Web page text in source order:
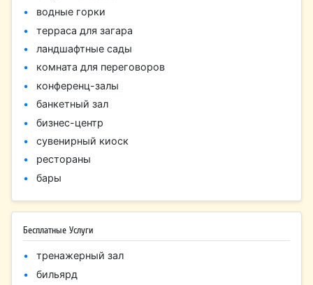
водные горки
терраса для загара
ландшафтные сады
комната для переговоров
конференц-залы
банкетный зал
бизнес-центр
сувенирный киоск
рестораны
бары
Бесплатные Услуги
тренажерный зал
бильярд